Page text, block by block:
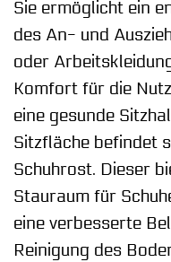
Sie ermöglicht ein
des An- und
oder
Komfort für die
eine gesunde
Sitzfläche befindet
Schuhrost. Dieser
Stauraum für
eine verbesserte
Reinigung des